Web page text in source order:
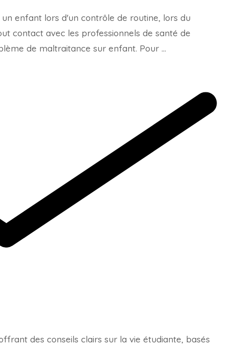
enfant lors d'un contrôle de routine, lors du
contact avec les professionnels de santé de
de maltraitance sur enfant. Pour …
des conseils clairs sur la vie étudiante, basés